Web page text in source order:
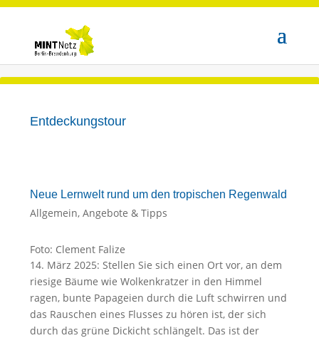
Entdeckungstour
Neue Lernwelt rund um den tropischen Regenwald
Allgemein, Angebote & Tipps
Foto: Clement Falize
14. März 2025: Stellen Sie sich einen Ort vor, an dem
riesige Bäume wie Wolkenkratzer in den Himmel
ragen, bunte Papageien durch die Luft schwirren und
das Rauschen eines Flusses zu hören ist, der sich
durch das grüne Dickicht schlängelt. Das ist der